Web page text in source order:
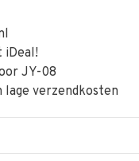
iDeal!
JY-08
lage verzendkosten